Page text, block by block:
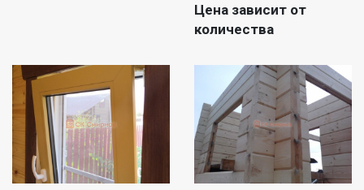
Цена зависит от
количества